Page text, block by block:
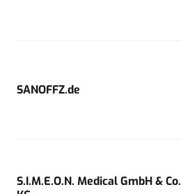
SANOFFZ.de
S.I.M.E.O.N. Medical GmbH & Co.